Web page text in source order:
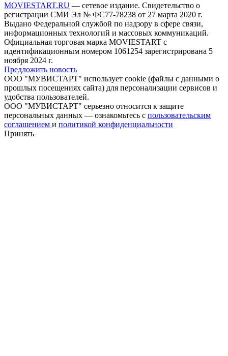
MOVIESTART.RU — сетевое издание. Свидетельство о
регистрации СМИ Эл № ФС77-78238 от 27 марта 2020 г.
Выдано Федеральной службой по надзору в сфере связи,
информационных технологий и массовых коммуникаций.
Официальная торговая марка MOVIESTART с
идентификационным номером 1061254 зарегистрирована 5
ноября 2024 г.
Предложить новость
ООО "МУВИСТАРТ" использует cookie (файлы с данными о
прошлых посещениях сайта) для персонализации сервисов и
удобства пользователей.
ООО "МУВИСТАРТ" серьезно относится к защите
персональных данных — ознакомьтесь с пользовательским
соглашением и политикой конфиденциальности
Принять